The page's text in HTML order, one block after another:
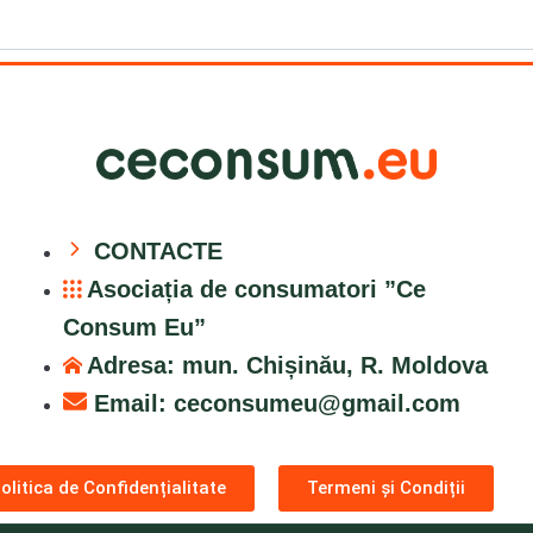
CONTACTE
Asociația de consumatori ”Ce
Consum Eu”
Adresa: mun. Chișinău, R. Moldova
Email:ceconsumeu@gmail.com
de Confidențialitate Termeni și Condiții